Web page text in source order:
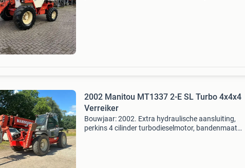
2002 Manitou MT1337 2-E SL Turbo 4x4x4
Verreiker
Bouwjaar: 2002. Extra hydraulische aansluiting,
perkins 4 cilinder turbodieselmotor, bandenmaat